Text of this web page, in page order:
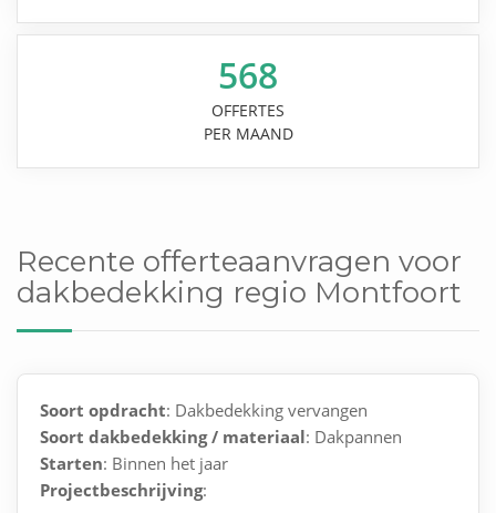
568
OFFERTES
PER MAAND
Recente offerteaanvragen voor
dakbedekking regio Montfoort
Soort opdracht: Dakbedekking vervangen
Soort dakbedekking / materiaal: Dakpannen
Starten: Binnen het jaar
Projectbeschrijving: